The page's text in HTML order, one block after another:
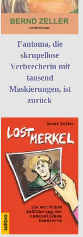
Fantoma, die
skrupellose
Verbrecherin mit
tausend
Maskierungen, ist
zurück